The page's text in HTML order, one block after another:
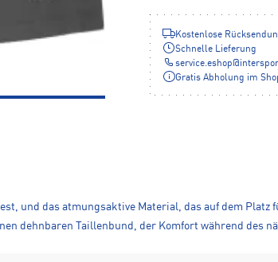
Kostenlose
Schnelle Lieferung
service.eshop@
Gratis Abholung im
und das atmungsaktive Material, das auf dem Platz
dehnbaren Taillenbund, der Komfort während des